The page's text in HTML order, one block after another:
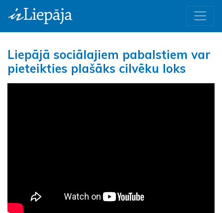
Liepājā sociālajiem pabalstiem var
pieteikties plašāks cilvēku loks